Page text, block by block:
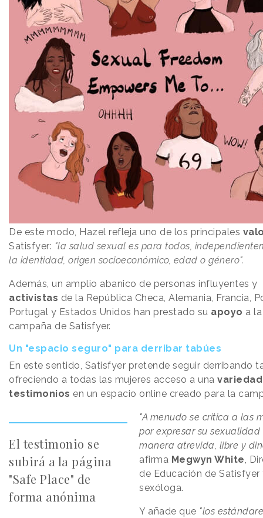
De este modo, Hazel refleja uno de los principales
Satisfyer: "la salud sexual es para todos,
la identidad, origen socioeconómico, edad o género".
Además, un amplio abanico de personas influyentes y
activistas de la República Checa, Alemania, Francia,
Portugal y Estados Unidos han prestado su apoyo a la
campaña de Satisfyer.
Un "espacio seguro" para derribar tabúes
En este sentido, Satisfyer pretende seguir derribando
ofreciendo a todas las mujeres acceso a una
testimonios en un espacio online creado para la
El testimonio se
subirá a la página
"Safe Place" de
forma anónima
"A menudo se critica a las
por expresar su sexualidad
manera atrevida, libre y
afirma Megwyn White,
de Educación de Satisfyer
sexóloga.
Y añade que "los